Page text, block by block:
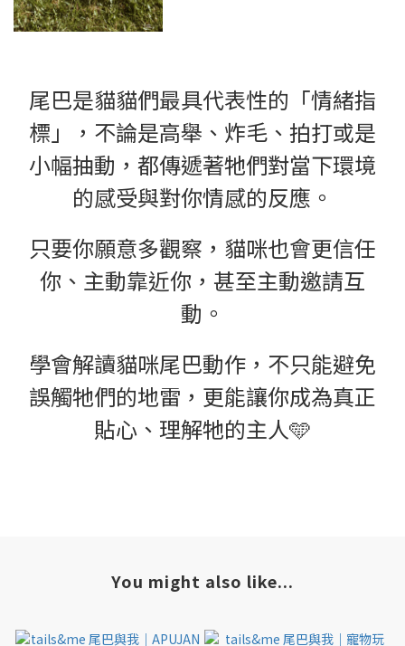
尾巴是貓貓們最具代表性的「情緒指
標」，不論是高舉、炸毛、拍打或是
小幅抽動，都傳遞著牠們對當下環境
的感受與對你情感的反應。
只要你願意多觀察，貓咪也會更信任
你、主動靠近你，甚至主動邀請互
動。
學會解讀貓咪尾巴動作，不只能避免
誤觸牠們的地雷，更能讓你成為真正
貼心、理解牠的主人🩵
You might also like...